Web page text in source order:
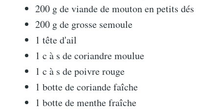
200 g de viande de mouton en petits dés
200 g de grosse semoule
1 tête d'ail
1 c à s de coriandre moulue
1 c à s de poivre rouge
1 botte de coriande faîche
1 botte de menthe fraîche